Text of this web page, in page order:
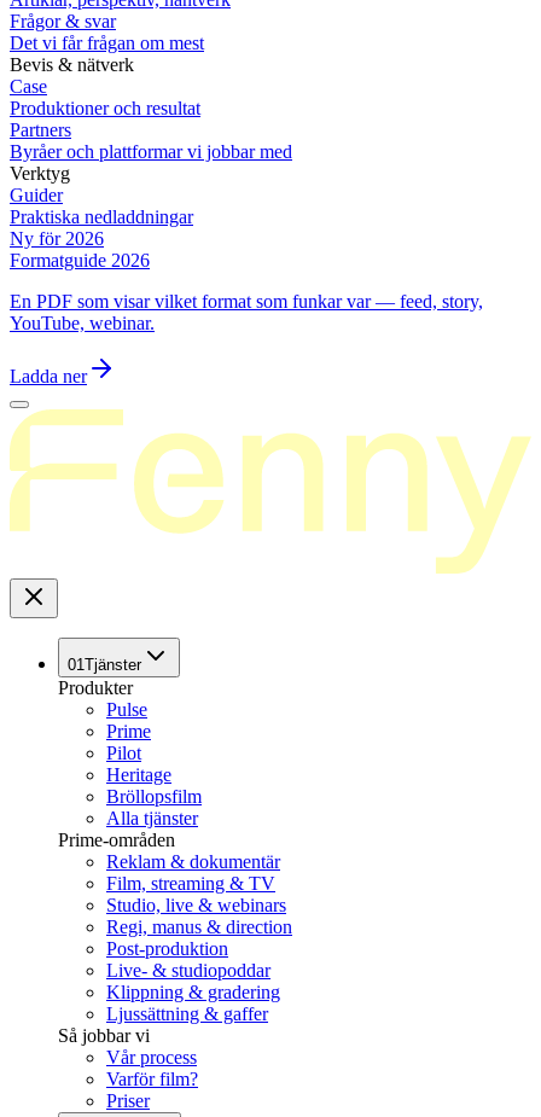
Frågor & svar
Det vi får frågan om mest
Bevis & nätverk
Case
Produktioner och resultat
Partners
Byråer och plattformar vi jobbar med
Verktyg
Guider
Praktiska nedladdningar
Ny för 2026
Formatguide 2026
En PDF som visar vilket format som funkar var — feed, story,
YouTube, webinar.
Ladda ner
01Tjänster
Produkter
Pulse
Prime
Pilot
Heritage
Bröllopsfilm
Alla tjänster
Prime-områden
Reklam & dokumentär
Film, streaming & TV
Studio, live & webinars
Regi, manus & direction
Post-produktion
Live- & studiopoddar
Klippning & gradering
Ljussättning & gaffer
Så jobbar vi
Vår process
Varför film?
Priser